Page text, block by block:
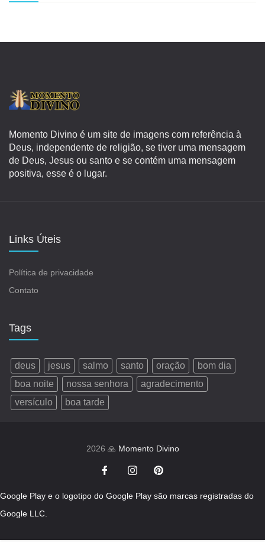
Momento Divino é um site de imagens com referência à
Deus, independente de religião, se tiver uma mensagem
de Deus, Jesus ou santo e se contém uma mensagem
positiva, esse é o lugar.
Links Úteis
Política de privacidade
Contato
Tags
deus jesus salmo santo oração
bom dia
boa noite
nossa senhora
agradecimento
versículo
boa tarde
2026 🙏 Momento Divino
Google Play e o logotipo do Google Play são marcas registradas do
Google LLC.